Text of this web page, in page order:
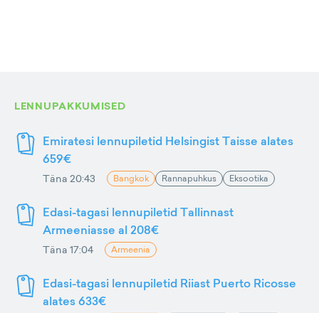
LENNUPAKKUMISED
Emiratesi lennupiletid Helsingist Taisse alates
659€
Täna 20:43 Bangkok Rannapuhkus Eksootika
Edasi-tagasi lennupiletid Tallinnast
Armeeniasse al 208€
Täna 17:04 Armeenia
Edasi-tagasi lennupiletid Riiast Puerto Ricosse
alates 633€